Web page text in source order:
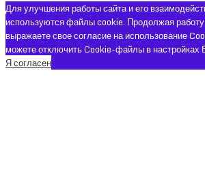
Для улучшения работы сайта и его
используются файлы cookie. Продолжая
выражаете свое согласие на использование
можете отключить Cookie-файлы в настройках
Я согласен